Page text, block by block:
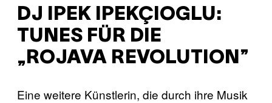
DJ IPEK IPEKÇIOGLU:
TUNES FÜR DIE
„ROJAVA REVOLUTION”
Eine weitere Künstlerin, die durch ihre Musik